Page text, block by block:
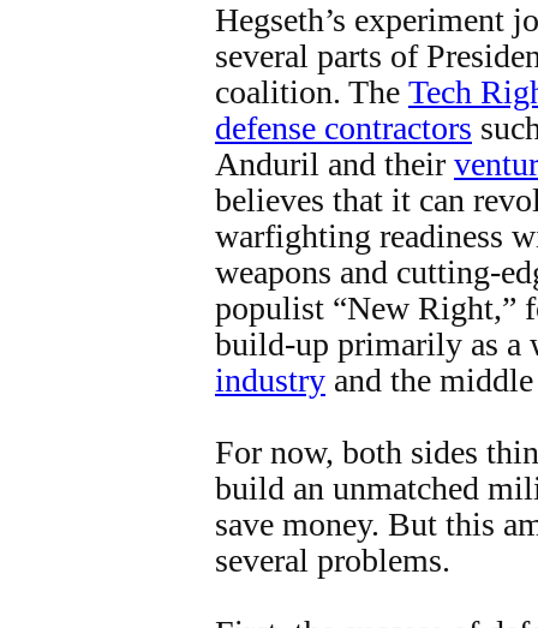
Hegseth’s experiment
several parts of
coalition. The Tech
defense contractors
Anduril and their
believes that it can
warfighting readiness
weapons and cutting-
populist “New Right,”
build-up primarily as a
industry and the
For now, both sides
build an unmatched
save money. But this
several problems.